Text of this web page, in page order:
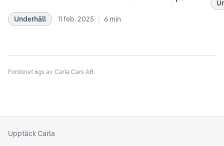
rekommendationer samt våra egna erfarenheter
att kolla Teslas officiella supportsidor för den
senaste informationen.
Underhåll 11 feb. 2025 | 6 min
till
Fordonet ägs av Carla Cars AB
Upptäck Carla